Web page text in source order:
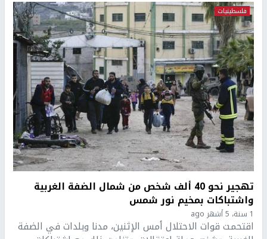
فلسطينيات
تهجير نحو 40 ألف شخص من شمال الضفة الغربية
واشتباكات بمخيم نور شمس
1 سنة، 5 أشهر ago
اقتحمت قوات الاحتلال أمس الإثنين، مدنا وبلدات في الضفة